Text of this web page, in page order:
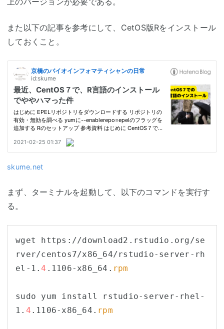
また以下の記事を参考にして、CetOS版Rをインストール
しておくこと。
skume.net
まず、ターミナルを起動して、以下のコマンドを実行す
る。
wget https://download2.rstudio.org/se
rver/centos7/x86_64/rstudio-server-rh
el-1.4 .1106-x86_64. rpm
sudo yum install rstudio-server-rhel-
1. 4 .1106-x86_64. rpm